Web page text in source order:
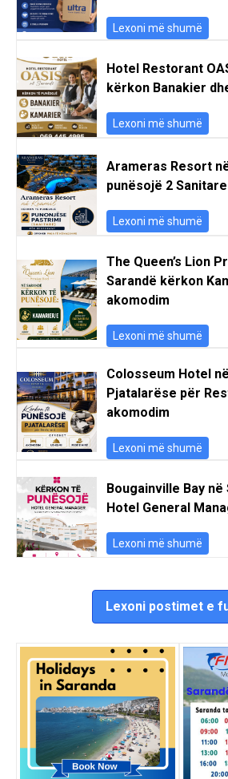
Lexoni më shumë
Hotel Restorant
kërkon Banakier
Lexoni më shumë
Arameras Resort
punësojë 2
Lexoni më shumë
The Queen’s Lion
Sarandë kërkon
akomodim
Lexoni më shumë
Colosseum Hotel
Pjatalarëse për
akomodim
Lexoni më shumë
Bougainville Bay
Hotel General
Lexoni më shumë
Lexoni postimet e